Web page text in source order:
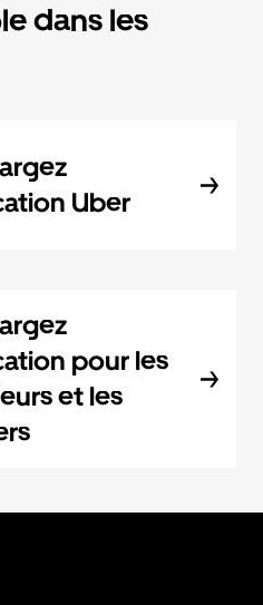
dans les
Uber
pour les
et les